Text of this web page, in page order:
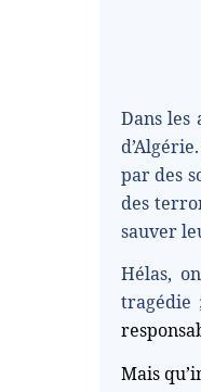
Dans les
par des
des
sauver
Hélas,
tragédie
Mais